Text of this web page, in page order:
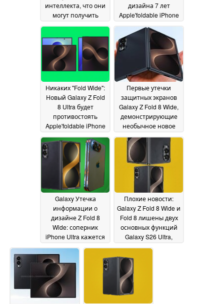
интеллекта, что они
могут получить
охлаждение для
предотвращения
перегрева,
раскрывает утечка
информации01 June
2026
дизайна 7 лет
Apple'foldable iPhone
дня
30 May 2026
Никаких "Fold Wide":
Новый Galaxy Z Fold
8 Ultra будет
противостоять
Apple'foldable iPhone
утечке25 May 2026
Первые утечки
защитных экранов
Galaxy Z Fold 8 Wide,
демонстрирующие
необычное новое
Galaxy Утечка
информации о
дизайне Z Fold 8
Wide: соперник
iPhone Ultra кажется
легким; Samsung не
позволит Apple
победить
Плохие новости:
Galaxy Z Fold 8 Wide и
Fold 8 лишены двух
основных функций
Galaxy S26 Ultra,
утечка информации